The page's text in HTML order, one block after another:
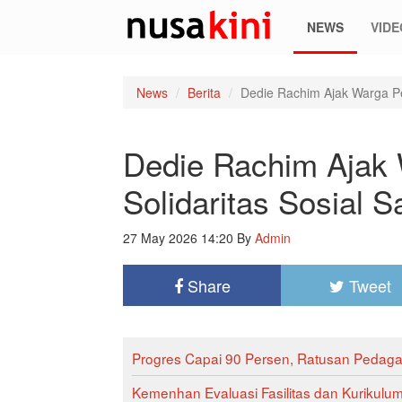
NEWS
News Berita Dedie Rachim Ajak Warga
Dedie Rachim Ajak
Solidaritas Sosial
27 May 2026 14:20 By Admin
Share Tweet
Progres Capai 90 Persen, Ratusan
Kemenhan Evaluasi Fasilitas dan